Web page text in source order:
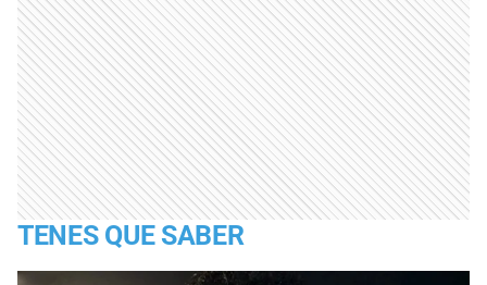
TENES QUE SABER